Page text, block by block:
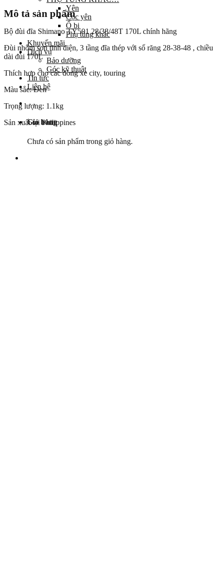
Yên
Cọc yên
Ổ bi
Phụ tùng khác
Khuyến mãi
Dịch vụ
Bảo dưỡng
Góc kỹ thuật
Tin tức
Liên hệ
Giỏ hàng
Chưa có sản phẩm trong giỏ hàng.
Mô tả sản phẩm
Bộ đùi đĩa Shimano TY501 28/38/48T 170L chính hãng
Đùi nhôm sơn tĩnh điện, 3 tầng đĩa thép với số răng 28-38-48 , chiều
dài đùi 170L
Thích hợp cho các dòng xe city, touring
Màu sắc: Đen
Trọng lượng: 1.1kg
Sản xuất tại Philippines